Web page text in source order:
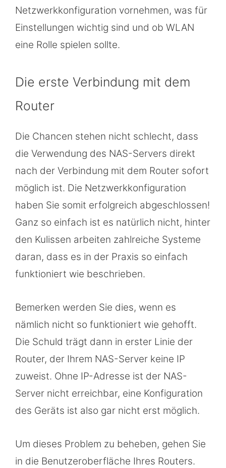
Netzwerkkonfiguration vornehmen, was für
Einstellungen wichtig sind und ob WLAN
eine Rolle spielen sollte.
Die erste Verbindung mit dem
Router
Die Chancen stehen nicht schlecht, dass
die Verwendung des NAS-Servers direkt
nach der Verbindung mit dem Router sofort
möglich ist. Die Netzwerkkonfiguration
haben Sie somit erfolgreich abgeschlossen!
Ganz so einfach ist es natürlich nicht, hinter
den Kulissen arbeiten zahlreiche Systeme
daran, dass es in der Praxis so einfach
funktioniert wie beschrieben.
Bemerken werden Sie dies, wenn es
nämlich nicht so funktioniert wie gehofft.
Die Schuld trägt dann in erster Linie der
Router, der Ihrem NAS-Server keine IP
zuweist. Ohne IP-Adresse ist der NAS-
Server nicht erreichbar, eine Konfiguration
des Geräts ist also gar nicht erst möglich.
Um dieses Problem zu beheben, gehen Sie
in die Benutzeroberfläche Ihres Routers.